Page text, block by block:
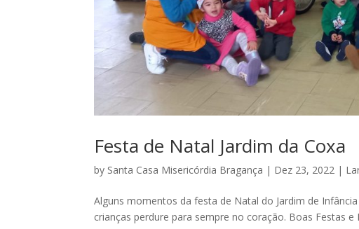
Festa de Natal Jardim da Coxa
by Santa Casa Misericórdia Bragança | Dez 23, 2022 |
Alguns momentos da festa de Natal do Jardim de
crianças perdure para sempre no coração. Boas Festas e